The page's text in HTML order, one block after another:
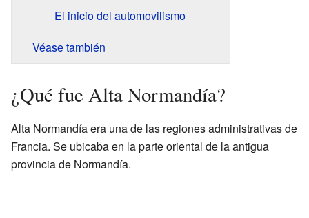
El inicio del automovilismo
Véase también
¿Qué fue Alta Normandía?
Alta Normandía era una de las regiones administrativas de
Francia. Se ubicaba en la parte oriental de la antigua
provincia de Normandía.